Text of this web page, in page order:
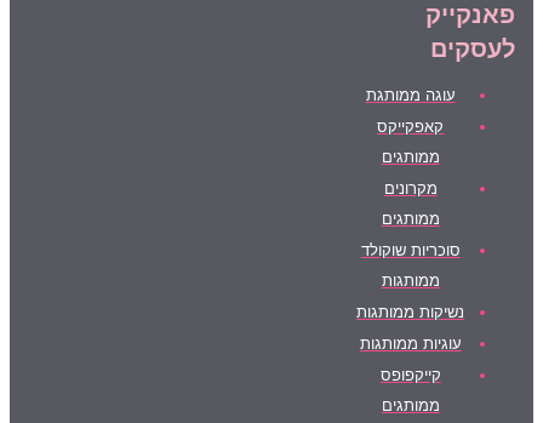
פאנקייק
לעסקים
עוגה ממותגת
קאפקייקס
ממותגים
מקרונים
ממותגים
סוכריות שוקולד
ממותגות
נשיקות ממותגות
עוגיות ממותגות
קייקפופס
ממותגים